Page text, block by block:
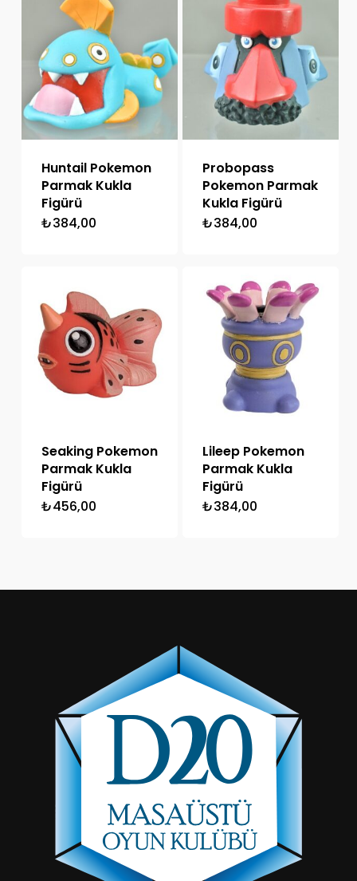
Huntail Pokemon
Parmak Kukla
Figürü
₺384,00
Probopass
Pokemon Parmak
Kukla Figürü
₺384,00
Seaking Pokemon
Parmak Kukla
Figürü
₺456,00
Lileep Pokemon
Parmak Kukla
Figürü
₺384,00